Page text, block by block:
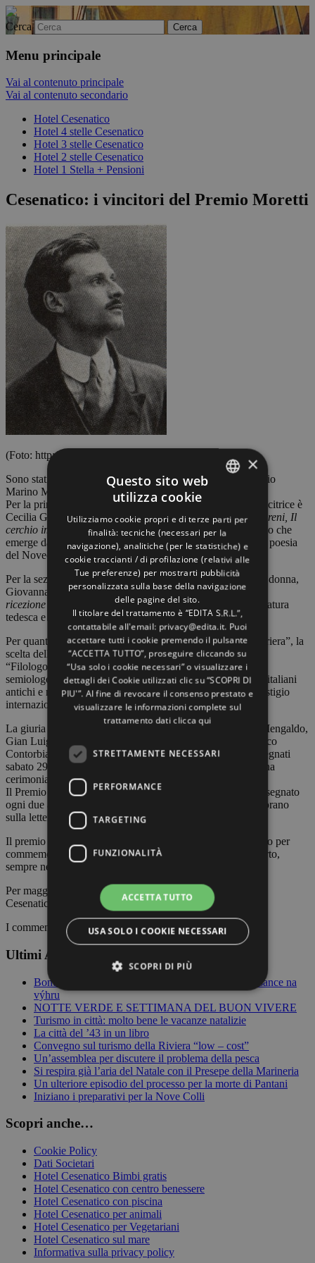
Cerca
Menu principale
Vai al contenuto principale
Vai al contenuto secondario
Hotel Cesenatico
Hotel 4 stelle Cesenatico
Hotel 3 stelle Cesenatico
Hotel 2 stelle Cesenatico
Hotel 1 Stella + Pensioni
Cesenatico: i vincitori del Premio Moretti
(Foto: http://it.wikipedia.org/wiki/)
Sono stati assegnati i primi della Decima edizione del Premio
Marino Moretti di Cesenatico.
Per la prima sezione, quella riservata alla “Filologia”, la vincitrice è
Cecilia Gibellini, per il lavoro “ Umberto Saba – Vittorio Sereni, Il
cerchio imperfetto. Lettere 1946-1954“, per il grande fascino che
emerge dal carteggio di questi due grandi protagonisti della poesia
del Novecento italiano.
Per la sezione “Storia e Critica Letteraria” ha vinto un’altra donna,
Giovanna Cordibella, per il volume “Hölderlin in Italia. La
ricezione letteraria
”, per il lavoro fatto sui rapporti tra letteratura
tedesca e italiana nel Novecento.
Per quanto riguarda, invece, il prestigioso “Premio alla Carriera”, la
scelta della giuria è andata senza esitazione a Cesare Segre:
“Filologo, storico della lingua, critico letterario, linguista e
semiologo, si è occupato di testi spagnoli, antico-francesi e italiani
antichi e moderni. È oggi uno degli studiosi di maggior prestigio
internazionale nel campo degli studi romanzi”.
La giuria del Premi Moretti è composta da Pier Vincenzo Mengaldo,
Gian Luigi Beccaria, Umberto Carpi, Ezio Raimondi, Franco
Contorbia e Pier Vincenzo Mengaldo: il premi saranno assegnati
sabato 29 ottobre al Teatro Comunale di Cesenatico, con una
cerimonia condotta da Arnaldo Colasanti.
Il Premio Marino Moretti è un riconoscimento che viene assegnato
ogni due anni alle opere di filologia, storia e critica che lavorano
sulla letteratura italiana dell’Ottocento e del Novecento.
Il premio è stato istituito nel 1993 dal Comune di Cesenatico per
commemorare lo scrittore nato nel 1885 a Cesenatico e morto,
sempre nella cittadina romagnola, nel 1979.
Per maggiori informazioni visitare il sito di Casa Moretti a
Cesenatico: www.casamoretti.it.
I commenti sono chiusi.
Ultimi Articoli su Cesenatico
Bonuskong Casino versus tradiční online hry vaše šance na
výhru
NOTTE VERDE E SETTIMANA DEL BUON VIVERE
Turismo in città: molto bene le vacanze natalizie
La città del ’43 in un libro
Convegno sul turismo della Riviera “low – cost”
Un’assemblea per discutere il problema della pesca
Si respira già l’aria del Natale con il Presepe della Marineria
Un ulteriore episodio del processo per la morte di Pantani
Iniziano i preparativi per la Nove Colli
Scopri anche…
Cookie Policy
Dati Societari
Hotel Cesenatico Bimbi gratis
Hotel Cesenatico con centro benessere
Hotel Cesenatico con piscina
Hotel Cesenatico per animali
Hotel Cesenatico per Vegetariani
Hotel Cesenatico sul mare
Informativa sulla privacy policy
ENGLISH
GERMAN
FRENCH
×
Questo sito web
utilizza cookie
Utilizziamo cookie propri e di terze parti per
finalità: tecniche (necessari per la
navigazione), analitiche (per le statistiche) e
cookie traccianti / di profilazione (relativi alle
Tue preferenze) per mostrarti pubblicità
personalizzata sulla base della navigazione
delle pagine del sito.
Il titolare del trattamento è “EDITA S.R.L.”,
contattabile all'email: privacy@edita.it. Puoi
accettare tutti i cookie premendo il pulsante
“ACCETTA TUTTO”, proseguire cliccando su
“Usa solo i cookie necessari” o visualizzare i
dettagli dei Cookie utilizzati clic su “SCOPRI DI
PIU'”. Al fine di revocare il consenso prestato e
visualizzare le informazioni complete sul
trattamento dati clicca qui
STRETTAMENTE NECESSARI
PERFORMANCE
TARGETING
FUNZIONALITÀ
ACCETTA TUTTO
USA SOLO I COOKIE NECESSARI
SCOPRI DI PIÙ
Strettamente necessari
Performance
Targeting
I cookie strettamente necessari consentono le
funzionalità principali del sito web come
l'accesso dell'utente e la gestione dell'account. Il
sito web non può essere utilizzato correttamente
CookieScriptConsent
.hotel-
cesenatico.biz